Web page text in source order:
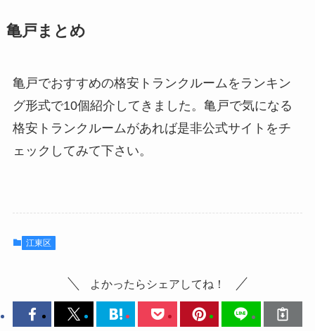
亀戸まとめ
亀戸でおすすめの格安トランクルームをランキン
グ形式で10個紹介してきました。亀戸で気になる
格安トランクルームがあれば是非公式サイトをチ
ェックしてみて下さい。
江東区
よかったらシェアしてね！